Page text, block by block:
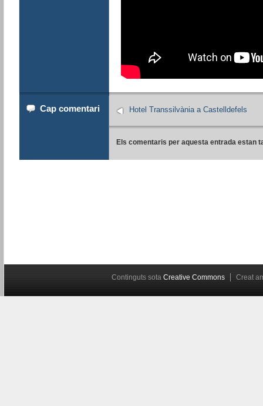
Cap comentari Hotel Transsilvània a Castelldefels
Els comentaris per aquesta entrada estan
Continguts sota Creative Commons Creat